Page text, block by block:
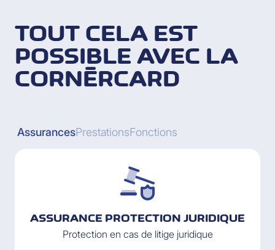
TOUT CELA EST
POSSIBLE AVEC LA
CORNÈRCARD
AssurancesPrestationsFonctions
ASSURANCE PROTECTION JURIDIQUE
Protection en cas de litige juridique